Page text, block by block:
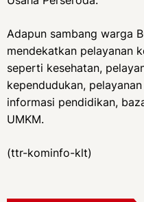
Adapun sambang warga
mendekatkan pelayanan
seperti kesehatan,
kependudukan,
informasi pendidikan,
UMKM.
(ttr-kominfo-klt)